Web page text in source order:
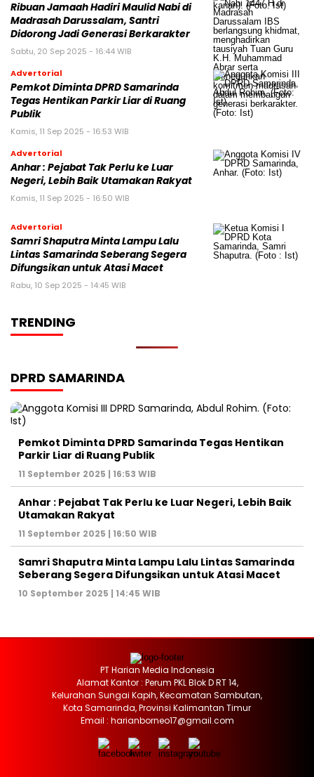
Ribuan Jamaah Hadiri Maulid Nabi di
Madrasah Darussalam, Santri
Didorong Jadi Generasi Berkarakter
Sabtu, 20 Sep 2025 - 16:44 WIB
Advertorial
Pemkot Diminta DPRD Samarinda
Tegas Hentikan Parkir Liar di Ruang
Publik
Kamis, 11 Sep 2025 - 16:53 WIB
Advertorial
Anhar : Pejabat Tak Perlu ke Luar
Negeri, Lebih Baik Utamakan Rakyat
Kamis, 11 Sep 2025 - 16:50 WIB
Advertorial
Samri Shaputra Minta Lampu Lalu
Lintas Samarinda Seberang Segera
Difungsikan untuk Atasi Macet
Rabu, 10 Sep 2025 - 14:45 WIB
TRENDING
DPRD SAMARINDA
Pemkot Diminta DPRD Samarinda Tegas Hentikan
Parkir Liar di Ruang Publik
11 September 2025 | 16:53 WIB
Anhar : Pejabat Tak Perlu ke Luar Negeri, Lebih Baik
Utamakan Rakyat
11 September 2025 | 16:50 WIB
Samri Shaputra Minta Lampu Lalu Lintas Samarinda
Seberang Segera Difungsikan untuk Atasi Macet
10 September 2025 | 14:45 WIB
PT Harian Media Indonesia
Alamat Kantor : Perum PKL Blok D RT 14,
Kelurahan Sungai Kapih, Kecamatan Sambutan,
Kota Samarinda, Provinsi Kalimantan Timur
Email : harianborneo17@gmail.com